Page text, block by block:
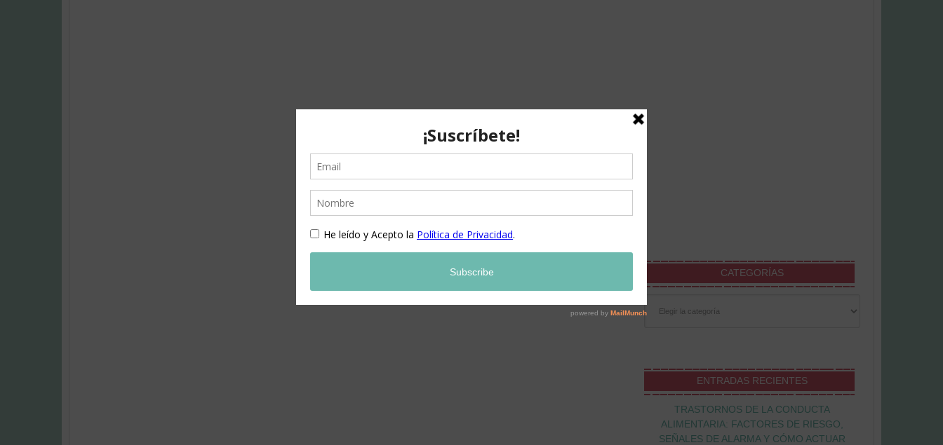
CATEGORÍAS
ENTRADAS RECIENTES
TRASTORNOS DE LA CONDUCTA
ALIMENTARIA: FACTORES DE RIESGO,
SEÑALES DE ALARMA Y CÓMO ACTUAR